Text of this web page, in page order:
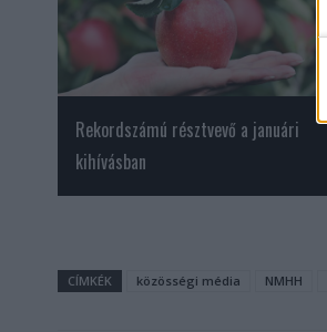
Rekordszámú résztvevő a januári
kihívásban
CÍMKÉK közösségi média NMHH